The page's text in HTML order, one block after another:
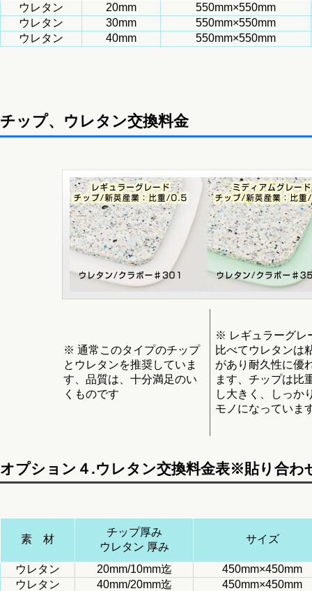
ウレタン 20mm
550mm×550mm
ウレタン
30mm
550mm×550mm
ウレタン
40mm 550mm×550mm
チップ、ウレタン交換料金
※ 通常このタイプのチップ
とウレタンを推奨していま
す、品質は、十分満足のい
くものです
※ レギュラーグレ
比べてウレタンは
があり耐久性に優
ます、チップは比
し大きく、しっか
モノになっていま
オプション４.ウレタン交換料金表※貼り合わ
素 材
チップ厚み
ウレタン 厚み
サイズ
ウレタン 20mm/10mm迄
450mm×450mm
ウレタン
40mm/20mm迄 450mm×450mm